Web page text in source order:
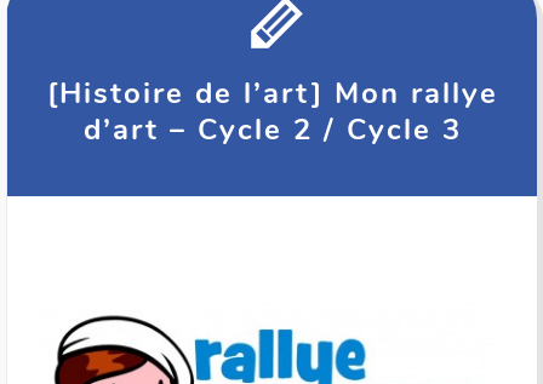
[Histoire de l’art] Mon rallye
d’art – Cycle 2 / Cycle 3